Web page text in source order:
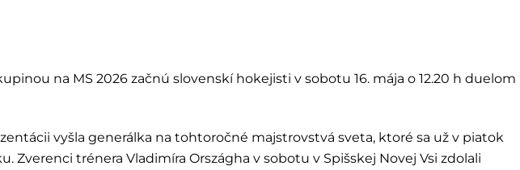
na MS 2026 začnú slovenskí hokejisti v sobotu 16. mája o 12.20 h duelom
vyšla generálka na tohtoročné majstrovstvá sveta, ktoré sa už v piatok
Zverenci trénera Vladimíra Országha v sobotu v Spišskej Novej Vsi zdolali